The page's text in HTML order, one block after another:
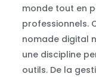
monde tout en
professionnels.
nomade digital
une discipline
outils. De la